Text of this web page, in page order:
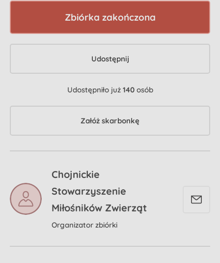
Zbiórka zakończona
Udostępnij
Udostępniło już 140osób
Załóż skarbonkę
Chojnickie
Stowarzyszenie
Miłośników Zwierząt
Organizator zbiórki